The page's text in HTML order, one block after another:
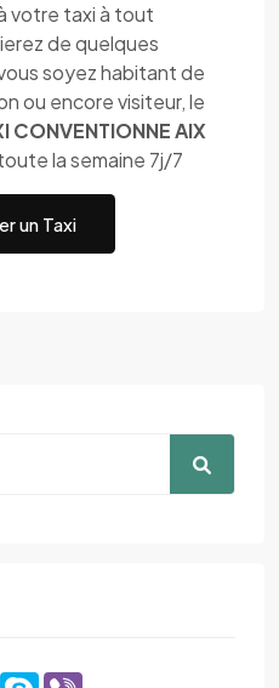
votre taxi à tout
de quelques
soyez habitant de
ou encore visiteur, le
CONVENTIONNE AIX
la semaine 7j/7
un Taxi
Message
Skype